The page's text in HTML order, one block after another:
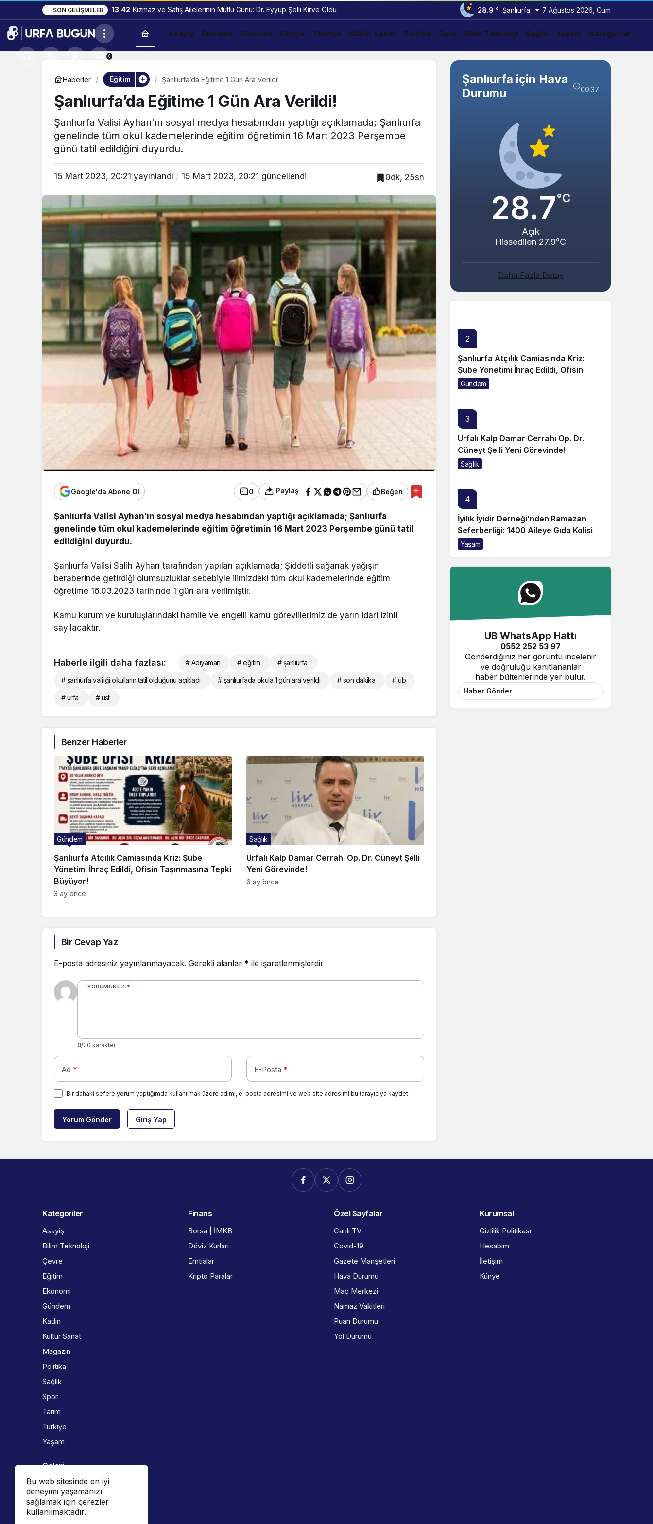
SON GELIŞMELER 13:42 Kızmaz ve Satış Ailelerinin Mutlu Günü: Dr. Eyyüp Şelli Kirve Oldu 28.9 ° Şanlıurfa 7 Ağustos 2026, Cum
Asayiş Gündem Ekonomi Dünya Türkiye Kültür Sanat Politika Spor Bilim Teknoloji Sağlık Yaşam Kategoriler
0
Haberler Eğitim Şanlıurfa’da Eğitime 1 Gün Ara Verildi!
Şanlıurfa’da Eğitime 1 Gün Ara Verildi!
Şanlıurfa Valisi Ayhan'ın sosyal medya hesabından yaptığı açıklamada; Şanlıurfa
genelinde tüm okul kademelerinde eğitim öğretimin 16 Mart 2023 Perşembe
günü tatil edildiğini duyurdu.
15 Mart 2023, 20:21 yayınlandı 15 Mart 2023, 20:21 güncellendi 0dk, 25sn
Google'da Abone Ol 0 Paylaş Beğen
Şanlıurfa Valisi Ayhan’ın sosyal medya hesabından yaptığı açıklamada; Şanlıurfa
genelinde tüm okul kademelerinde eğitim öğretimin 16 Mart 2023 Perşembe günü tatil
edildiğini duyurdu.
Şanlıurfa Valisi Salih Ayhan tarafından yapılan açıklamada; Şiddetli sağanak yağışın
beraberinde getirdiği olumsuzluklar sebebiyle ilimizdeki tüm okul kademelerinde eğitim
öğretime 16.03.2023 tarihinde 1 gün ara verilmiştir.
Kamu kurum ve kuruluşlarındaki hamile ve engelli kamu görevlilerimiz de yarın idari izinli
sayılacaktır.
Haberle ilgili daha fazlası: # Adıyaman # eğitim # şanlıurfa
# şanlıurfa valiliği okulların tatil olduğunu açıkladı # şanlıurfada okula 1 gün ara verildi # son dakika # ub
# urfa # üst
Benzer Haberler
Şanlıurfa Atçılık Camiasında Kriz: Şube
Yönetimi İhraç Edildi, Ofisin Taşınmasına Tepki
Büyüyor!
Gündem
3 ay önce
Urfalı Kalp Damar Cerrahı Op. Dr. Cüneyt Şelli
Yeni Görevinde!
Sağlık
6 ay önce
Bir Cevap Yaz
E-posta adresiniz yayınlanmayacak. Gerekli alanlar * ile işaretlenmişlerdir
YORUMUNUZ *
0/30 karakter
Ad * E-Posta *
Bir dahaki sefere yorum yaptığımda kullanılmak üzere adımı, e-posta adresimi ve web site adresimi bu tarayıcıya kaydet.
Yorum Gönder Giriş Yap
Şanlıurfa için Hava
Durumu
00:37
28.7°C
Açık
Hissedilen 27.9°C
Daha Fazla Detay
Abacı ve Abul Ailelerinin Mutlu Günü!
2
Şanlıurfa Atçılık Camiasında Kriz:
Şube Yönetimi İhraç Edildi, Ofisin
Taşınmasına Tepki Büyüyor!
Gündem
3
Urfalı Kalp Damar Cerrahı Op. Dr.
Cüneyt Şelli Yeni Görevinde!
Sağlık
4
İyilik İyidir Derneği’nden Ramazan
Seferberliği: 1400 Aileye Gıda Kolisi
Yaşam
UB WhatsApp Hattı
0552 252 53 97
Gönderdiğiniz her görüntü incelenir
ve doğruluğu kanıtlananlar
haber bültenlerinde yer bulur.
Haber Gönder
Bu web sitesinde en iyi
deneyimi yaşamanızı
sağlamak için çerezler
kullanılmaktadır.
Kategoriler
Asayiş
Bilim Teknoloji
Çevre
Eğitim
Ekonomi
Gündem
Kadın
Kültür Sanat
Magazin
Politika
Sağlık
Spor
Tarım
Türkiye
Yaşam
Finans
Borsa | İMKB
Döviz Kurları
Emtialar
Kripto Paralar
Özel Sayfalar
Canlı TV
Covid-19
Gazete Manşetleri
Hava Durumu
Maç Merkezi
Namaz Vakitleri
Puan Durumu
Yol Durumu
Kurumsal
Gizlilik Politikası
Hesabım
İletişim
Künye
Galeri
Foto Galeri
Video Galeri